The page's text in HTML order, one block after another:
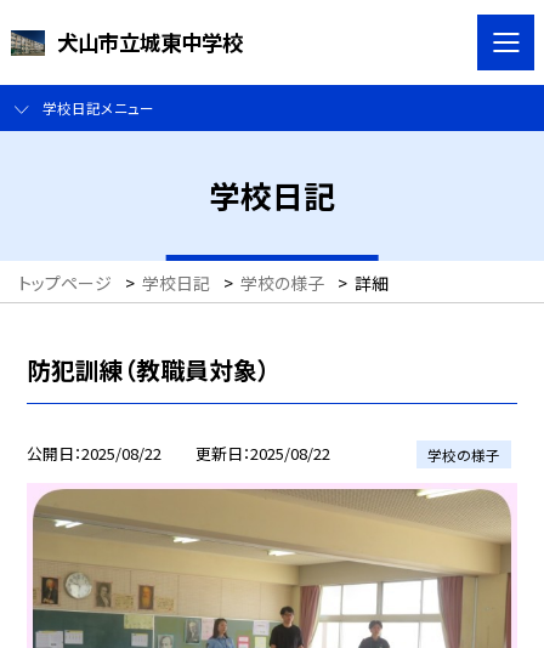
犬山市立城東中学校
学校日記メニュー
学校日記
トップページ > 学校日記 > 学校の様子 > 詳細
防犯訓練（教職員対象）
公開日 2025/08/22 更新日 2025/08/22 学校の様子